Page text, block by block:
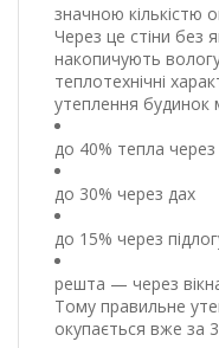
значною кількістю
Через це стіни без
накопичують
теплотехнічні
утеплення
до 40% тепла через
до 30% через дах
до 15% через
решта — через
Тому правильне
окупається вже за